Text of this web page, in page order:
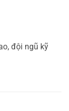
đội ngũ kỹ